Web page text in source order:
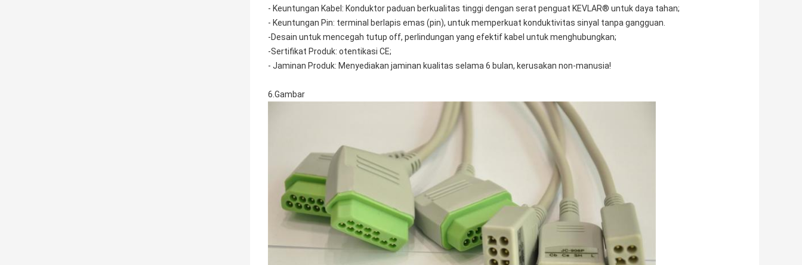
- Keuntungan Kabel: Konduktor paduan berkualitas tinggi dengan serat penguat KEVLAR® untuk daya tahan;
- Keuntungan Pin: terminal berlapis emas (pin), untuk memperkuat konduktivitas sinyal tanpa gangguan.
-Desain untuk mencegah tutup off, perlindungan yang efektif kabel untuk menghubungkan;
-Sertifikat Produk: otentikasi CE;
- Jaminan Produk: Menyediakan jaminan kualitas selama 6 bulan, kerusakan non-manusia!
6.Gambar